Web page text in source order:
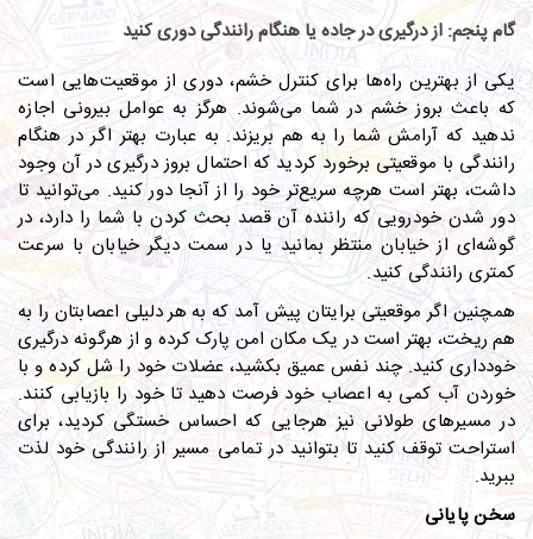
گام پنجم: از درگیری در جاده یا هنگام رانندگی دوری کنید
یکی از بهترین راه‌ها برای کنترل خشم، دوری از موقعیت‌هایی است
که باعث بروز خشم در شما می‌شوند. هرگز به عوامل بیرونی اجازه
ندهید که آرامش شما را به هم بریزند. به عبارت بهتر اگر در هنگام
رانندگی با موقعیتی برخورد کردید که احتمال بروز درگیری در آن وجود
داشت، بهتر است هرچه سریع‌تر خود را از آنجا دور کنید. می‌توانید تا
دور شدن خودرویی که راننده آن قصد بحث کردن با شما را دارد، در
گوشه‌ای از خیابان منتظر بمانید یا در سمت دیگر خیابان با سرعت
کمتری رانندگی کنید.
همچنین اگر موقعیتی برایتان پیش آمد که به هر دلیلی اعصابتان را به
هم ریخت، بهتر است در یک مکان امن پارک کرده و از هرگونه درگیری
خودداری کنید. چند نفس عمیق بکشید، عضلات خود را شل کرده و با
خوردن آب کمی به اعصاب خود فرصت دهید تا خود را بازیابی کنند.
در مسیرهای طولانی نیز هرجایی که احساس خستگی کردید، برای
استراحت توقف کنید تا بتوانید در تمامی مسیر از رانندگی خود لذت
ببرید.
سخن پایانی